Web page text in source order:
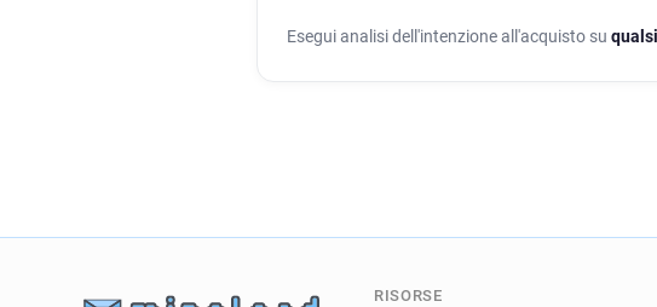
Esegui analisi dell'intenzione all'acquisto su
RISORSE